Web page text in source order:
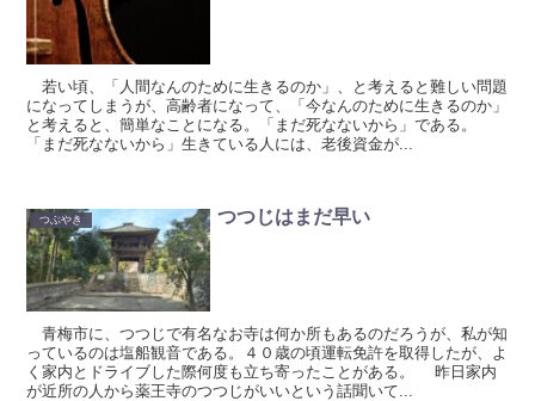
若い頃、「人間なんのために生きるのか」、と考えると難しい問題
になってしまうが、高齢者になって、「今なんのために生きるのか」
と考えると、簡単なことになる。「まだ死なないから」である。
「まだ死なないから」生きている人には、老後資金が...
つぶやき つつじはまだ早い
青梅市に、つつじで有名なお寺は何か所もあるのだろうが、私が知
っているのは塩船観音である。４０歳の頃運転免許を取得したが、よ
く家内とドライブした際何度も立ち寄ったことがある。 昨日家内
が近所の人から薬王寺のつつじがいいという話聞いて...